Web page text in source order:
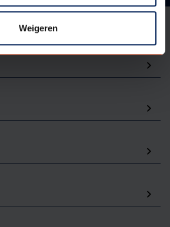
Weigeren